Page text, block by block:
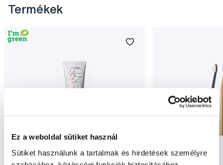
Ez a weboldal sütiket használ
Sütiket használunk a tartalmak és hirdetések személyre
Termékek
Akció Akció